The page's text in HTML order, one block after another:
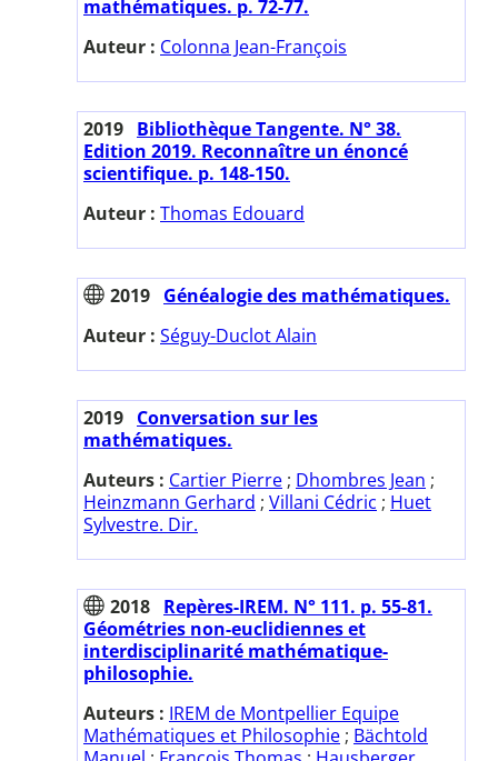
mathématiques. p. 72-77.
Auteur : Colonna Jean-François
2019 Bibliothèque Tangente. N° 38.
Edition 2019. Reconnaître un énoncé
scientifique. p. 148-150.
Auteur : Thomas Edouard
2019 Généalogie des mathématiques.
Auteur : Séguy-Duclot Alain
2019 Conversation sur les
mathématiques.
Auteurs : Cartier Pierre ; Dhombres Jean ;
Heinzmann Gerhard ; Villani Cédric ; Huet
Sylvestre. Dir.
2018 Repères-IREM. N° 111. p. 55-81.
Géométries non-euclidiennes et
interdisciplinarité mathématique-
philosophie.
Auteurs : IREM de Montpellier Equipe
Mathématiques et Philosophie ; Bächtold